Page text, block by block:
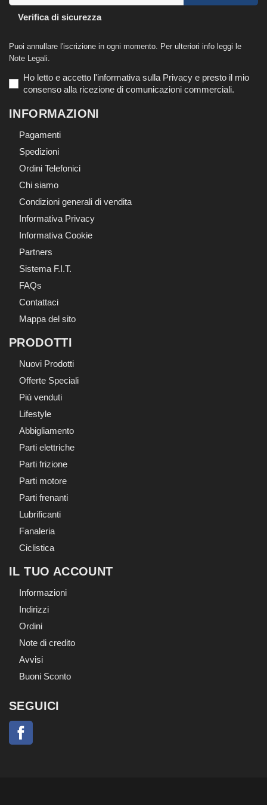
Verifica di sicurezza
Puoi annullare l'iscrizione in ogni momento. Per ulteriori info leggi le
Note Legali.
Ho letto e accetto l'informativa sulla Privacy e presto il mio
consenso alla ricezione di comunicazioni commerciali.
INFORMAZIONI
Pagamenti
Spedizioni
Ordini Telefonici
Chi siamo
Condizioni generali di vendita
Informativa Privacy
Informativa Cookie
Partners
Sistema F.I.T.
FAQs
Contattaci
Mappa del sito
PRODOTTI
Nuovi Prodotti
Offerte Speciali
Più venduti
Lifestyle
Abbigliamento
Parti elettriche
Parti frizione
Parti motore
Parti frenanti
Lubrificanti
Fanaleria
Ciclistica
IL TUO ACCOUNT
Informazioni
Indirizzi
Ordini
Note di credito
Avvisi
Buoni Sconto
SEGUICI